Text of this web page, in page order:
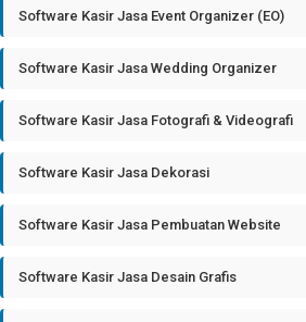
Software Kasir Jasa Event Organizer (EO)
Software Kasir Jasa Wedding Organizer
Software Kasir Jasa Fotografi & Videografi
Software Kasir Jasa Dekorasi
Software Kasir Jasa Pembuatan Website
Software Kasir Jasa Desain Grafis